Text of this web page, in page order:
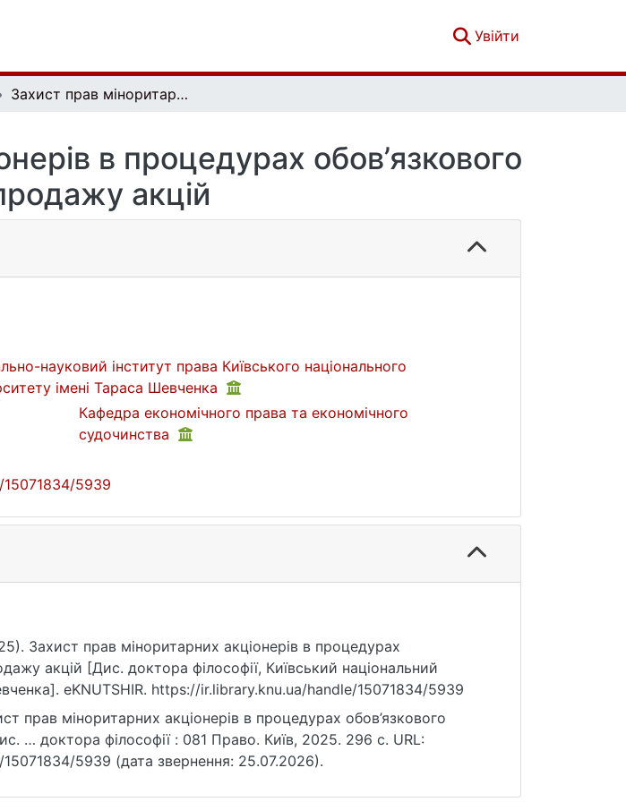
Увійти
Захист прав міноритарних акціонерів в процедурах обов’язкового викупу та продажу акцій
в процедурах обов’язкового
акцій
науковий інститут права Київського національного
імені Тараса Шевченка
Кафедра економічного права та економічного
судочинства
5939
Захист прав міноритарних акціонерів в процедурах
акцій [Дис. доктора філософії, Київський національний
eKNUTSHIR. https://ir.library.knu.ua/handle/15071834/5939
прав міноритарних акціонерів в процедурах обов’язкового
… доктора філософії : 081 Право. Київ, 2025. 296 с. URL:
5939 (дата звернення: 25.07.2026).